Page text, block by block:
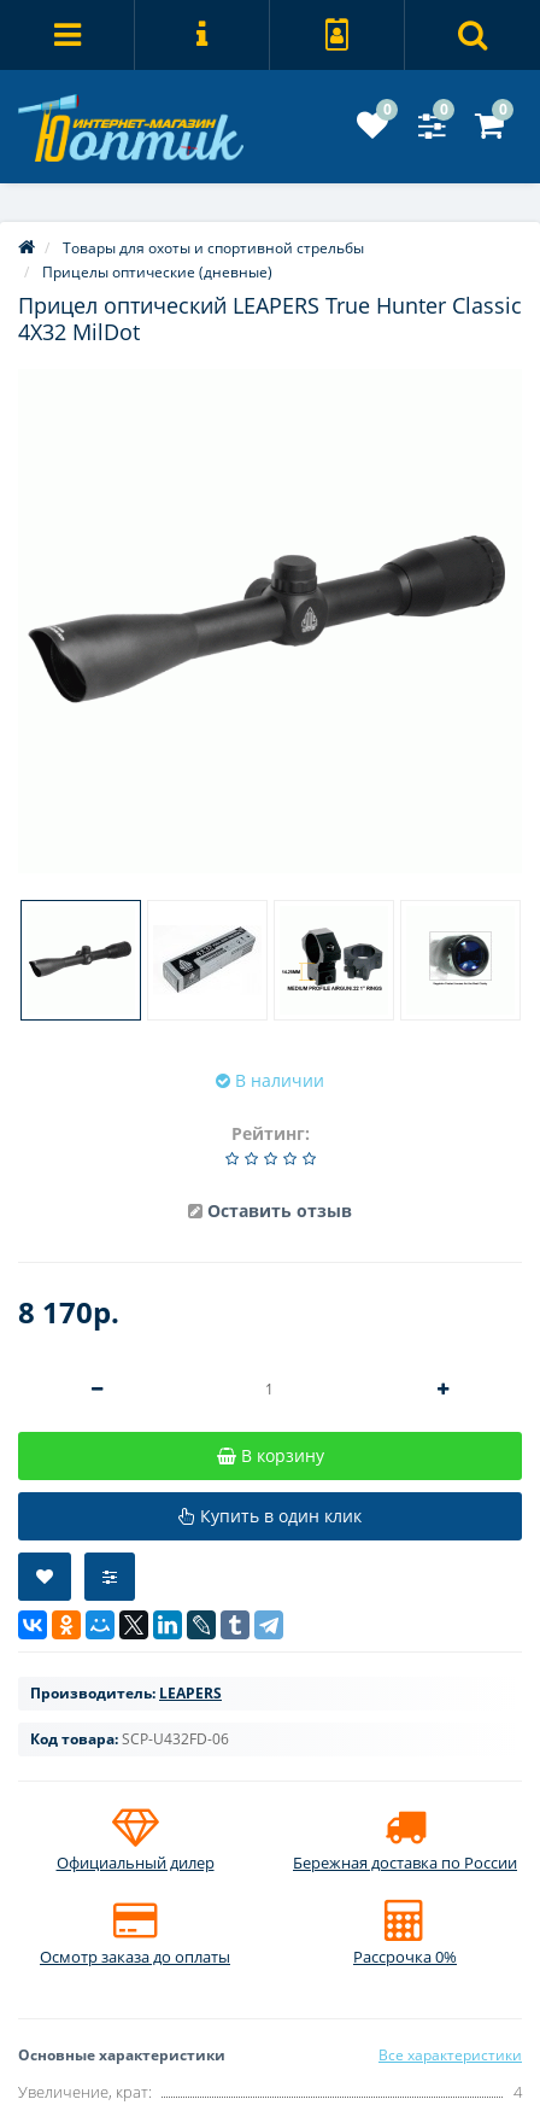
0 0 0
Товары для охоты и спортивной стрельбы
Прицелы оптические (дневные)
Прицел оптический LEAPERS True Hunter Classic
4X32 MilDot
В наличии
Рейтинг:
Оставить отзыв
8 170р.
В корзину
Купить в один клик
Производитель: LEAPERS
Код товара:SCP-U432FD-06
Официальный дилер Бережная доставка по России
Осмотр заказа до оплаты Рассрочка 0%
Основные характеристики Все характеристики
Увеличение, крат:
4